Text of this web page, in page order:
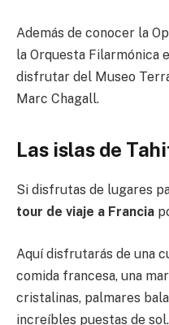
Además de conocer la
la Orquesta Filarmónica
disfrutar del Museo
Marc Chagall.
Las islas de
Si disfrutas de lugares
tour de viaje a Francia
Aquí disfrutarás de una
comida francesa, una
cristalinas, palmares
increíbles puestas de